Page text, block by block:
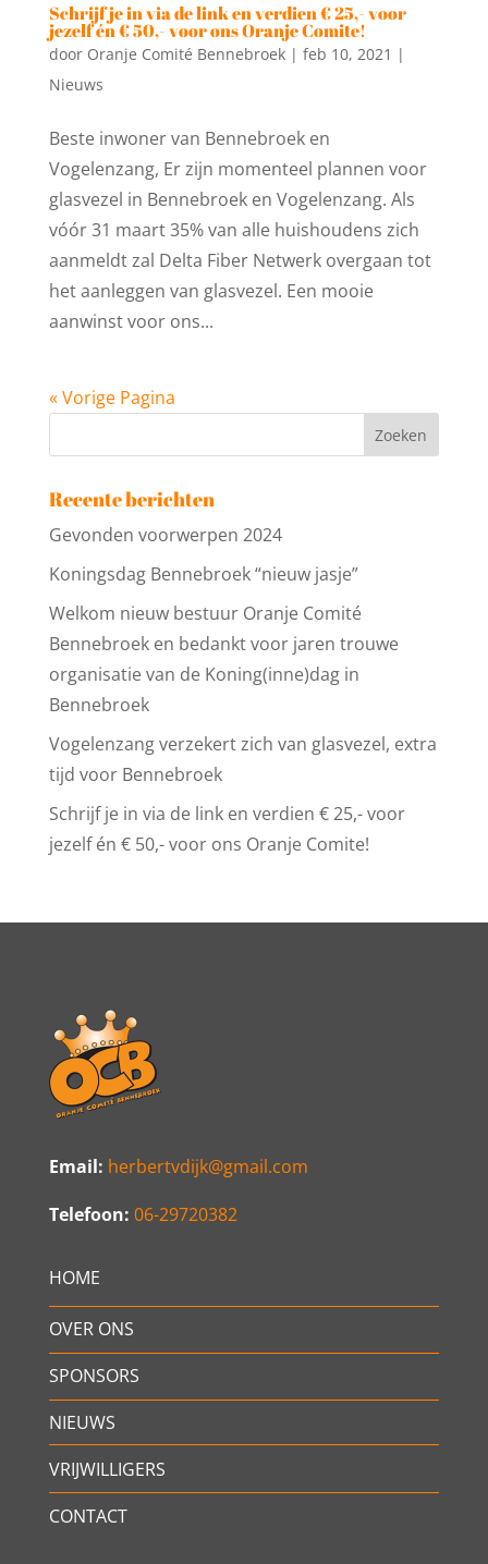
Schrijf je in via de link en verdien € 25,- voor
jezelf én € 50,- voor ons Oranje Comite!
door Oranje Comité Bennebroek| feb 10, 2021 |
Nieuws
Beste inwoner van Bennebroek en
Vogelenzang, Er zijn momenteel plannen voor
glasvezel in Bennebroek en Vogelenzang. Als
vóór 31 maart 35% van alle huishoudens zich
aanmeldt zal Delta Fiber Netwerk overgaan tot
het aanleggen van glasvezel. Een mooie
aanwinst voor ons...
« Vorige Pagina
Recente berichten
Gevonden voorwerpen 2024
Koningsdag Bennebroek “nieuw jasje”
Welkom nieuw bestuur Oranje Comité
Bennebroek en bedankt voor jaren trouwe
organisatie van de Koning(inne)dag in
Bennebroek
Vogelenzang verzekert zich van glasvezel, extra
tijd voor Bennebroek
Schrijf je in via de link en verdien € 25,- voor
jezelf én € 50,- voor ons Oranje Comite!
Email: herbertvdijk@gmail.com
Telefoon: 06-29720382
HOME
OVER ONS
SPONSORS
NIEUWS
VRIJWILLIGERS
CONTACT